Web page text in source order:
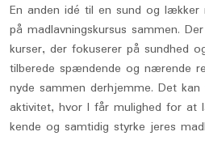
En anden idé til en sund og lækker
på madlavningskursus sammen.
kurser, der fokuserer på sundhed
tilberede spændende og nærende
nyde sammen derhjemme. Det
aktivitet, hvor I får mulighed for at
kende og samtidig styrke jeres